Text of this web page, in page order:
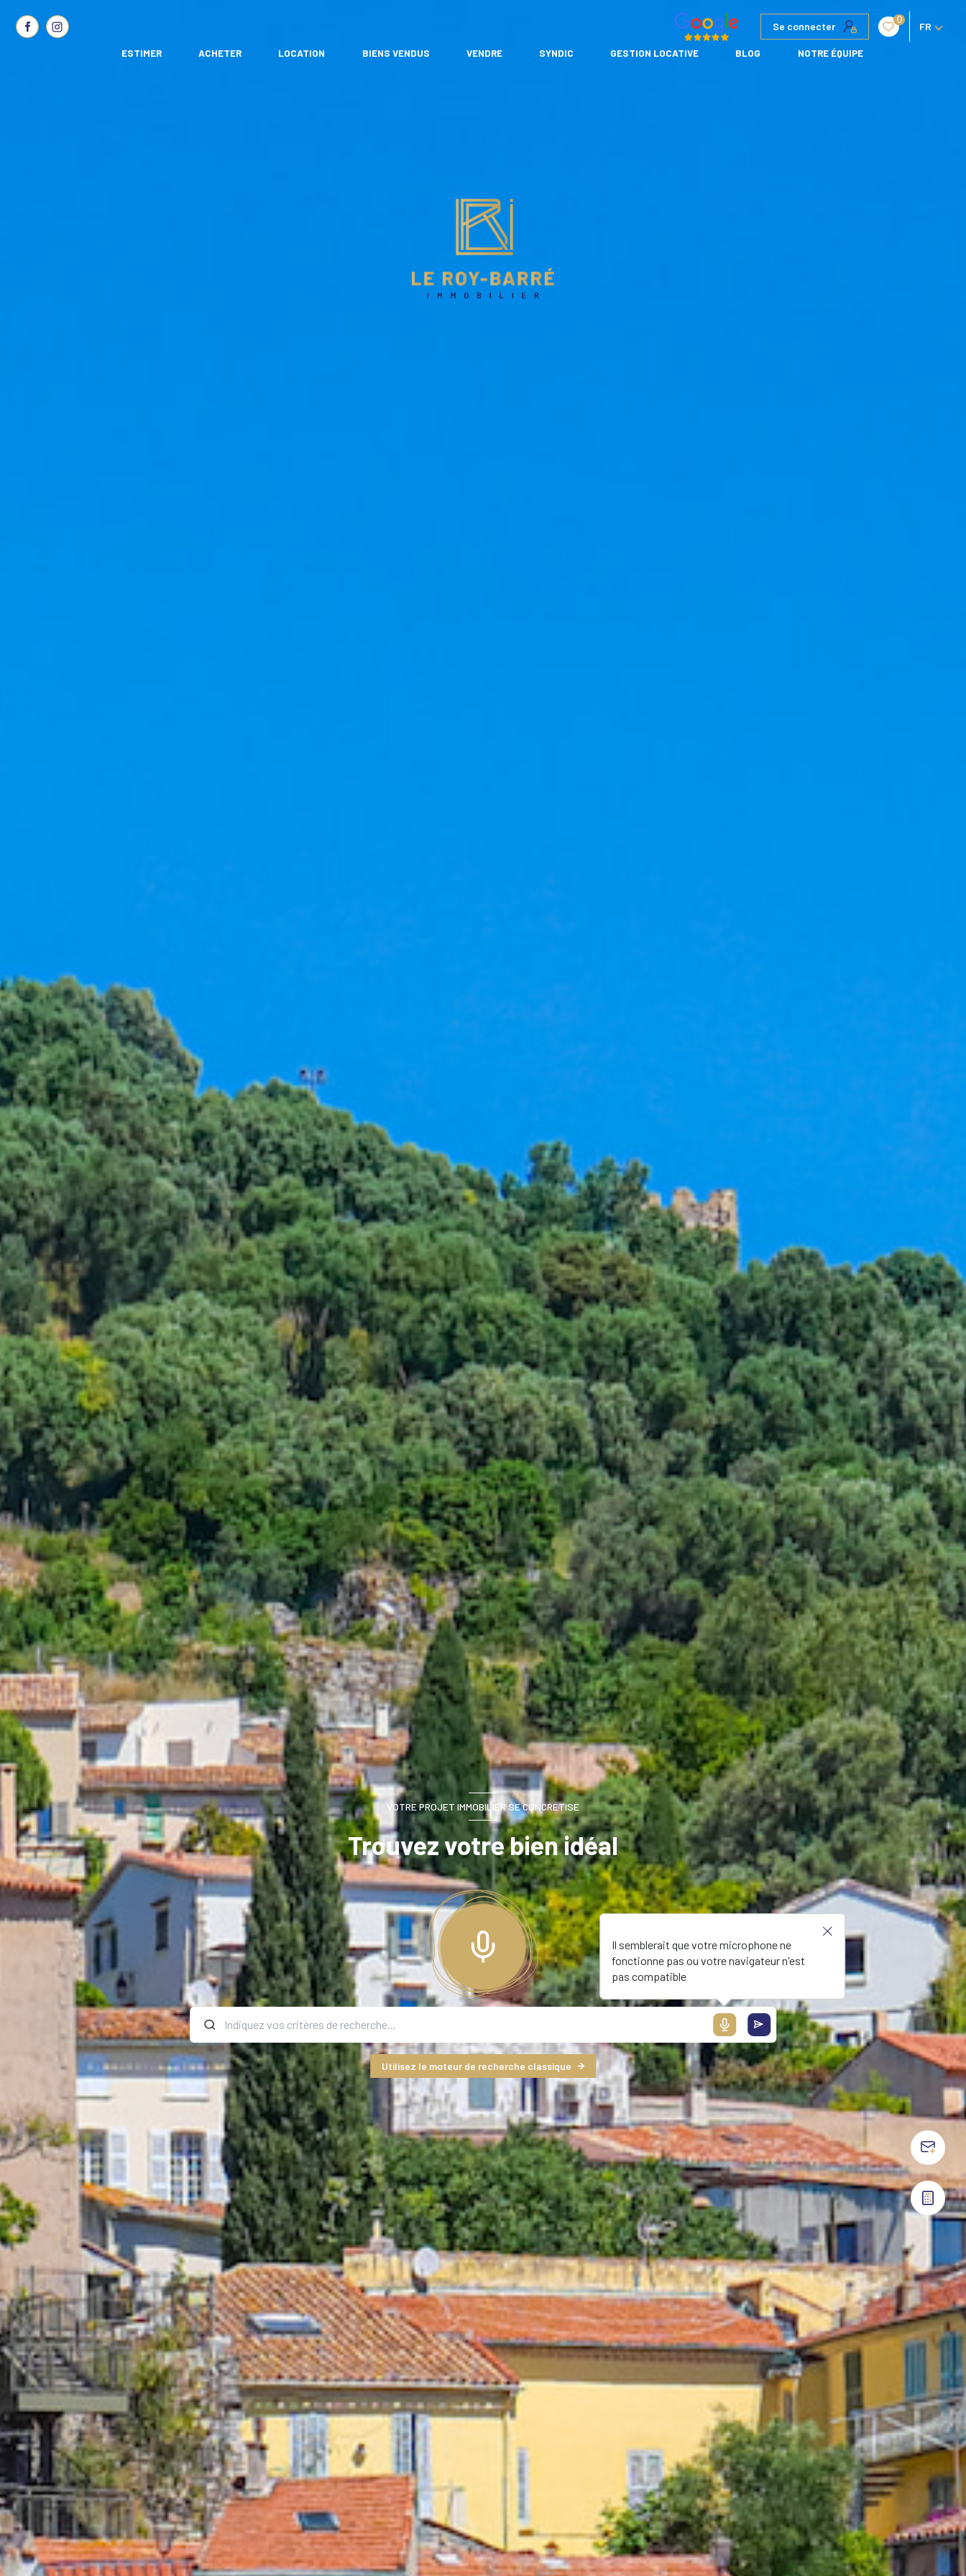
Se connecter
0
FR
ESTIMER ACHETER LOCATION BIENS VENDUS VENDRE SYNDIC GESTION LOCATIVE BLOG NOTRE ÉQUIPE
VOTRE PROJET IMMOBILIER SE CONCRÉTISE
Trouvez votre bien idéal
Il semblerait que votre microphone ne
fonctionne pas ou votre navigateur n'est
pas compatible
Utilisez le moteur de recherche classique